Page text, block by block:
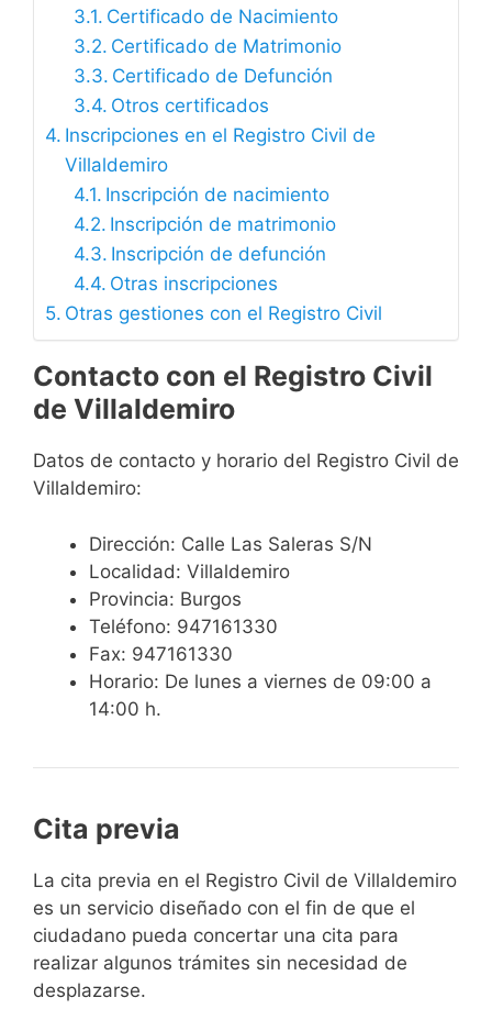
Certificado de Nacimiento
Certificado de Matrimonio
Certificado de Defunción
Otros certificados
Inscripciones en el Registro Civil de
Villaldemiro
Inscripción de nacimiento
Inscripción de matrimonio
Inscripción de defunción
Otras inscripciones
Otras gestiones con el Registro Civil
Contacto con el Registro Civil
de Villaldemiro
Datos de contacto y horario del Registro Civil de
Villaldemiro:
Dirección: Calle Las Saleras S/N
Localidad: Villaldemiro
Provincia: Burgos
Teléfono: 947161330
Fax: 947161330
Horario: De lunes a viernes de 09:00 a
14:00 h.
Cita previa
​​​​​​​​​​​​​​​​​​​​​​​​​​​​La cita previa en el Registro Civil de Villaldemiro
es un servicio diseñado con el fin de que el
ciudadano pueda concertar una cita para
realizar algunos trámites sin necesidad de
desplazarse.​